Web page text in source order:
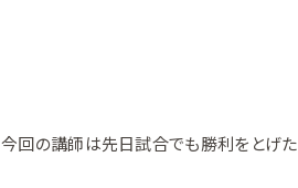
今回の講師は先日試合でも勝利をとげた